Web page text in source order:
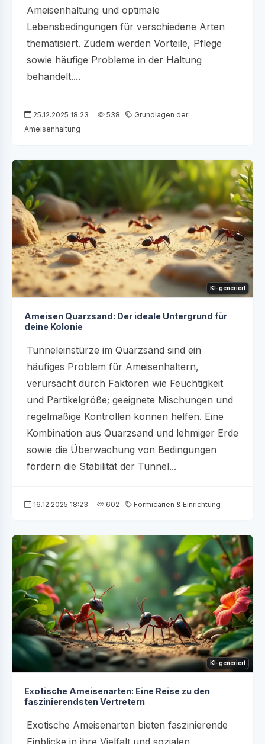
Ameisenhaltung und optimale
Lebensbedingungen für verschiedene Arten
thematisiert. Zudem werden Vorteile, Pflege
sowie häufige Probleme in der Haltung
behandelt....
25.12.2025 18:23 538
Grundlagen der
Ameisenhaltung
KI-generiert
Ameisen Quarzsand: Der ideale Untergrund für
deine Kolonie
Tunneleinstürze im Quarzsand sind ein
häufiges Problem für Ameisenhaltern,
verursacht durch Faktoren wie Feuchtigkeit
und Partikelgröße; geeignete Mischungen und
regelmäßige Kontrollen können helfen. Eine
Kombination aus Quarzsand und lehmiger Erde
sowie die Überwachung von Bedingungen
fördern die Stabilität der Tunnel...
16.12.2025 18:23 602 Formicarien & Einrichtung
KI-generiert
Exotische Ameisenarten: Eine Reise zu den
faszinierendsten Vertretern
Exotische Ameisenarten bieten faszinierende